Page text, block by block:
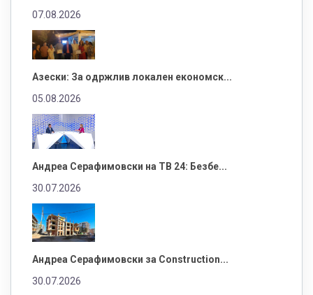
07.08.2026
Азески: За одржлив локален економск...
05.08.2026
Андреа Серафимовски на ТВ 24: Безбе...
30.07.2026
Андреа Серафимовски за Construction...
30.07.2026